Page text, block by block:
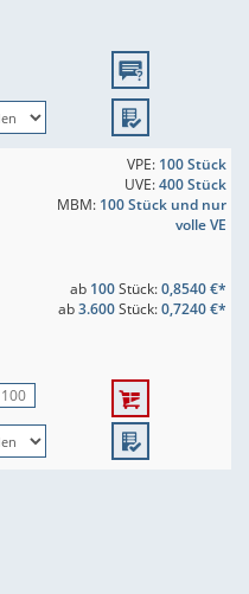
VPE: 100 Stück
UVE:400 Stück
MBM: 100 Stück und nur
volle VE
ab 100Stück:0,8540 €*
ab3.600Stück:0,7240 €*